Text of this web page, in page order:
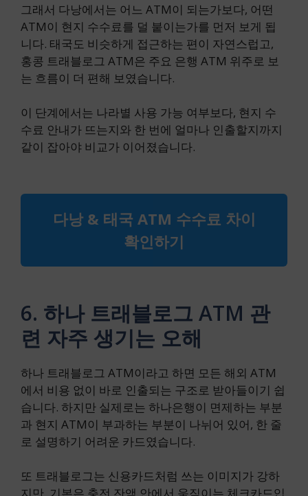
그래서 다낭에서는 어느 ATM이 되는가보다, 어떤
ATM이 현지 수수료를 덜 붙이는가를 먼저 보게 됩
니다. 태국도 비슷하게 접근하는 편이 자연스럽고,
홍콩 트래블로그 ATM은 주요 은행 ATM 위주로 보
는 흐름이 더 편해 보였습니다.
이 단계에서는 나라별 사용 가능 여부보다, 현지 수
수료 안내가 뜨는지와 한 번에 얼마나 인출할지까지
같이 잡아야 비교가 이어졌습니다.
다낭 & 태국 ATM 수수료 차이
확인하기
6. 하나 트래블로그 ATM 관
련 자주 생기는 오해
하나 트래블로그 ATM이라고 하면 모든 해외 ATM
에서 비용 없이 바로 인출되는 구조로 받아들이기 쉽
습니다. 하지만 실제로는 하나은행이 면제하는 부분
과 현지 ATM이 부과하는 부분이 나뉘어 있어, 한 줄
로 설명하기 어려운 카드였습니다.
또 트래블로그는 신용카드처럼 쓰는 이미지가 강하